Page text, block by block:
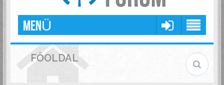
MENÜ
FŐOLDAL